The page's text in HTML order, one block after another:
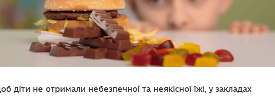
діти не отримали небезпечної та неякісної їжі, у закладах